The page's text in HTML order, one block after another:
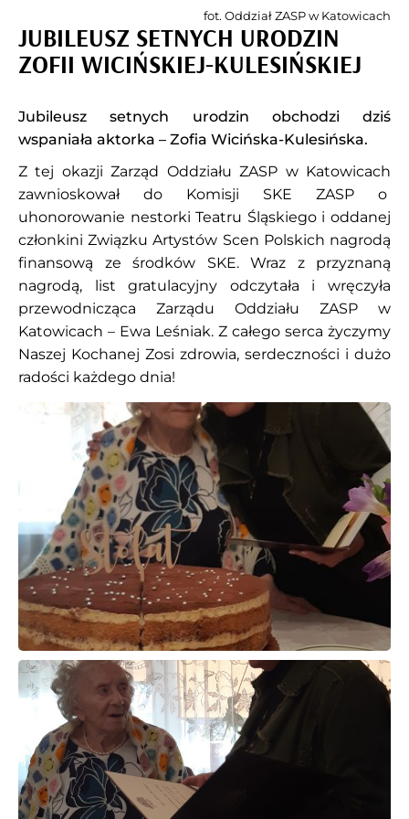
JUBILEUSZ SETNYCH URODZIN
ZOFII WICIŃSKIEJ-KULESIŃSKIEJ
Jubileusz setnych urodzin obchodzi dziś
wspaniała aktorka – Zofia Wicińska-Kulesińska.
Z tej okazji Zarząd Oddziału ZASP w Katowicach
zawnioskował do Komisji SKE ZASP o
uhonorowanie nestorki Teatru Śląskiego i oddanej
członkini Związku Artystów Scen Polskich nagrodą
finansową ze środków SKE. Wraz z przyznaną
nagrodą, list gratulacyjny odczytała i wręczyła
przewodnicząca Zarządu Oddziału ZASP w
Katowicach – Ewa Leśniak. Z całego serca życzymy
Naszej Kochanej Zosi zdrowia, serdeczności i dużo
radości każdego dnia!
fot. Oddział ZASP w Katowicach